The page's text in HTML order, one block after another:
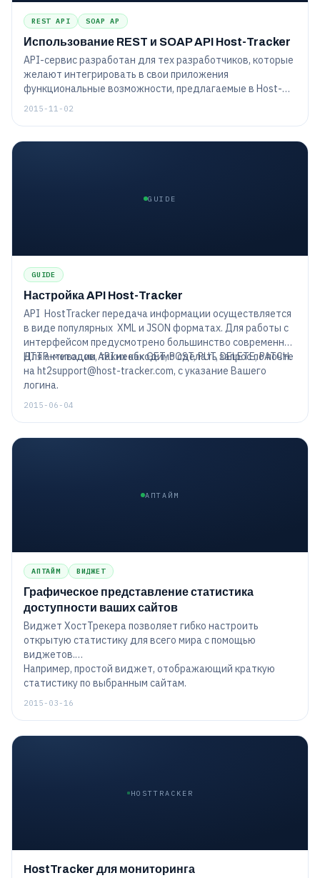
REST API SOAP AP
Использование REST и SOAP API Host-Tracker
API-сервис разработан для тех разработчиков, которые
желают интегрировать в свои приложения
функциональные возможности, предлагаемые в Host-
Tracker. Это можно осуществить с помощью простых
API). Детальная настройка заданий по REST API и SOAP
2015-11-02
GUIDE
GUIDE
Настройка API Host-Tracker
API HostTracker передача информации осуществляется
в виде популярных XML и JSON форматах. Для работы с
интерфейсом предусмотрено большинство современных
HTTP-методов, таких как GET, POST, PUT, DELETE, PATCH.
Для активации API необходимо сделать запрос по почте
наht2support@host-tracker.com, с указание Вашего
логина.
2015-06-04
АПТАЙМ
АПТАЙМ ВИДЖЕТ
Графическое представление статистика
доступности ваших сайтов
Виджет ХостТрекера позволяет гибко настроить
открытую статистику для всего мира с помощью
виджетов.
Например, простой виджет, отображающий краткую
статистику по выбранным сайтам.
2015-03-16
HOSTTRACKER
HostTracker для мониторинга